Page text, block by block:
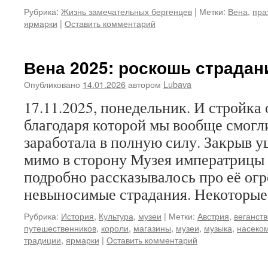
Рубрика: Жизнь замечательных бергенцев | Метки: Вена,
ярмарки | Оставить комментарий
Вена 2025: роскошь
Опубликовано 14.01.2026автором Lubava
17.11.2025, понедельник. И
благодаря которой мы вообще
заработала в полную силу. Закрыв
мимо в сторону Музея
подробно рассказывалось про её
невыносимые страдания.
Рубрика: История, Культура, музеи | Метки: Австрия,
путешественников, короли, магазины, музеи, музыка,
традиции, ярмарки | Оставить комментарий